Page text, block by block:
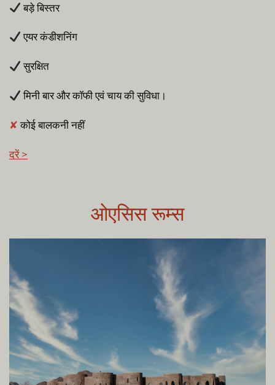
बड़े बिस्तर
एयर कंडीशनिंग
सुरक्षित
मिनी बार और कॉफी एवं चाय की सुविधा।
✘ कोई बालकनी नहीं
दरें >
ओएसिस रूम्स